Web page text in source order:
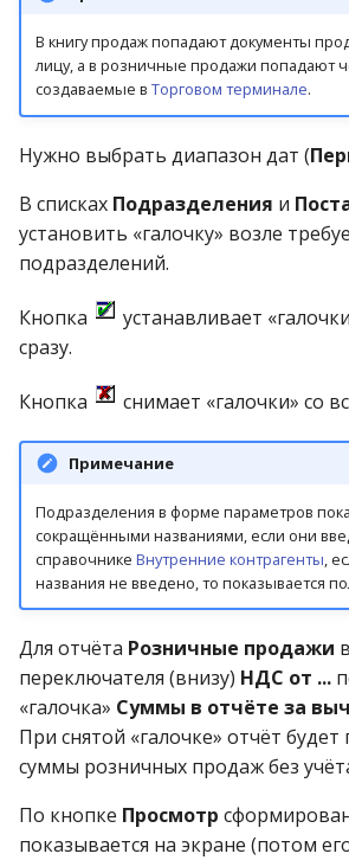
операции»
Модуль «Торговые
технологии»
Работа с остатками
Работа со сроками
товара
Справочники
Услуги
Учет кассовых операций
Экспорт-импорт
данных
В книгу продаж попадают документы
лицу, а в розничные продажи попадают
создаваемые в Торговом терминале.
Нужно выбрать диапазон дат (
В списках Подразделения и
установить «галочку» возле
подразделений.
Кнопка
устанавливает
сразу.
Кнопка снимает «галочки» со
Примечание
Подразделения в форме параметров
сокращёнными названиями, если они
справочнике Внутренние контрагенты,
названия не введено, то показывается
Для отчёта Розничные продажи
переключателя (внизу) НДС от ...
«галочка» Суммы в отчёте за
При снятой «галочке» отчёт
суммы розничных продаж без
По кнопке Просмотр
показывается на экране (потом